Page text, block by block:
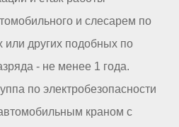
и слесарем по
или других подобных по
- не менее 1 года.
по электробезопасности
краном с